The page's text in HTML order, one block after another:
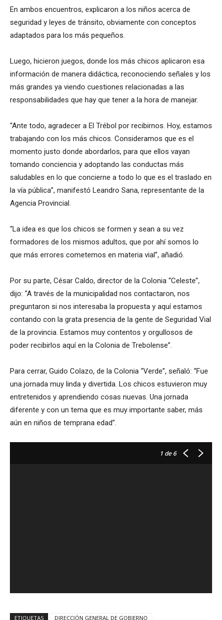
En ambos encuentros, explicaron a los niños acerca de
seguridad y leyes de tránsito, obviamente con conceptos
adaptados para los más pequeños.
Luego, hicieron juegos, donde los más chicos aplicaron esa
información de manera didáctica, reconociendo señales y los
más grandes ya viendo cuestiones relacionadas a las
responsabilidades que hay que tener a la hora de manejar.
“Ante todo, agradecer a El Trébol por recibirnos. Hoy, estamos
trabajando con los más chicos. Consideramos que es el
momento justo donde abordarlos, para que ellos vayan
tomando conciencia y adoptando las conductas más
saludables en lo que concierne a todo lo que es el traslado en
la vía pública”, manifestó Leandro Sana, representante de la
Agencia Provincial.
“La idea es que los chicos se formen y sean a su vez
formadores de los mismos adultos, que por ahí somos lo
que más errores cometemos en materia vial”, añadió.
Por su parte, César Caldo, director de la Colonia “Celeste”,
dijo: “A través de la municipalidad nos contactaron, nos
preguntaron si nos interesaba la propuesta y aquí estamos
contando con la grata presencia de la gente de Seguridad Vial
de la provincia. Estamos muy contentos y orgullosos de
poder recibirlos aquí en la Colonia de Trebolense”.
Para cerrar, Guido Colazo, de la Colonia “Verde”, señaló: “Fue
una jornada muy linda y divertida. Los chicos estuvieron muy
entretenidos y aprendiendo cosas nuevas. Una jornada
diferente y con un tema que es muy importante saber, más
aún en niños de temprana edad”.
1 de 6
ETIQUETAS DIRECCIÓN GENERAL DE GOBIERNO